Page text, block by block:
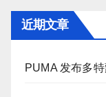
近期文章
PUMA 发布多